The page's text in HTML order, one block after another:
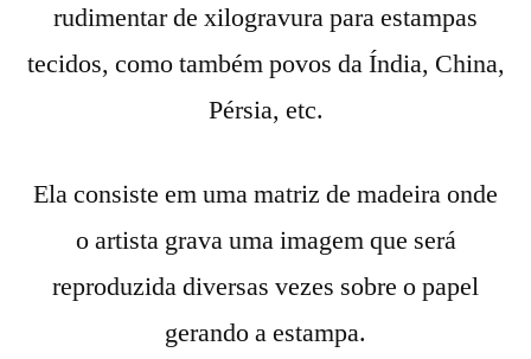
rudimentar de xilogravura para estampas
tecidos, como também povos da Índia, China,
Pérsia, etc.
Ela consiste em uma matriz de madeira onde
o artista grava uma imagem que será
reproduzida diversas vezes sobre o papel
gerando a estampa.